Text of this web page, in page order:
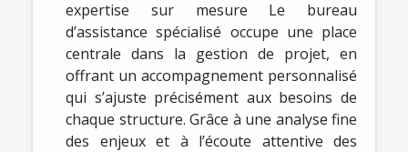
expertise sur mesure Le bureau
d’assistance spécialisé occupe une place
centrale dans la gestion de projet, en
offrant un accompagnement personnalisé
qui s’ajuste précisément aux besoins de
chaque structure. Grâce à une analyse fine
des enjeux et à l’écoute attentive des